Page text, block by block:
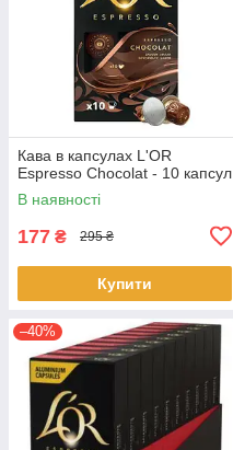
Кава в капсулах L'OR
Espresso Chocolat - 10 капсул
В наявності
177 ₴ 295 ₴
Купити
–40%